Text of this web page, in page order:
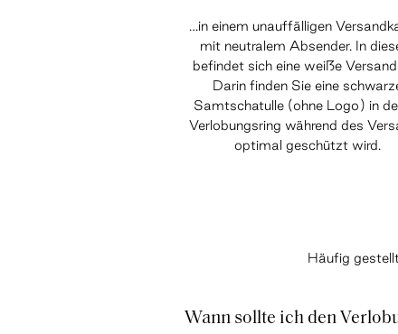
…in einem unauffälligen
mit neutralem Absender. In
befindet sich eine weiße
Darin finden Sie eine
Samtschatulle (ohne Logo) in
Verlobungsring während des
optimal geschützt wird.
Häufig
Wann sollte ich den